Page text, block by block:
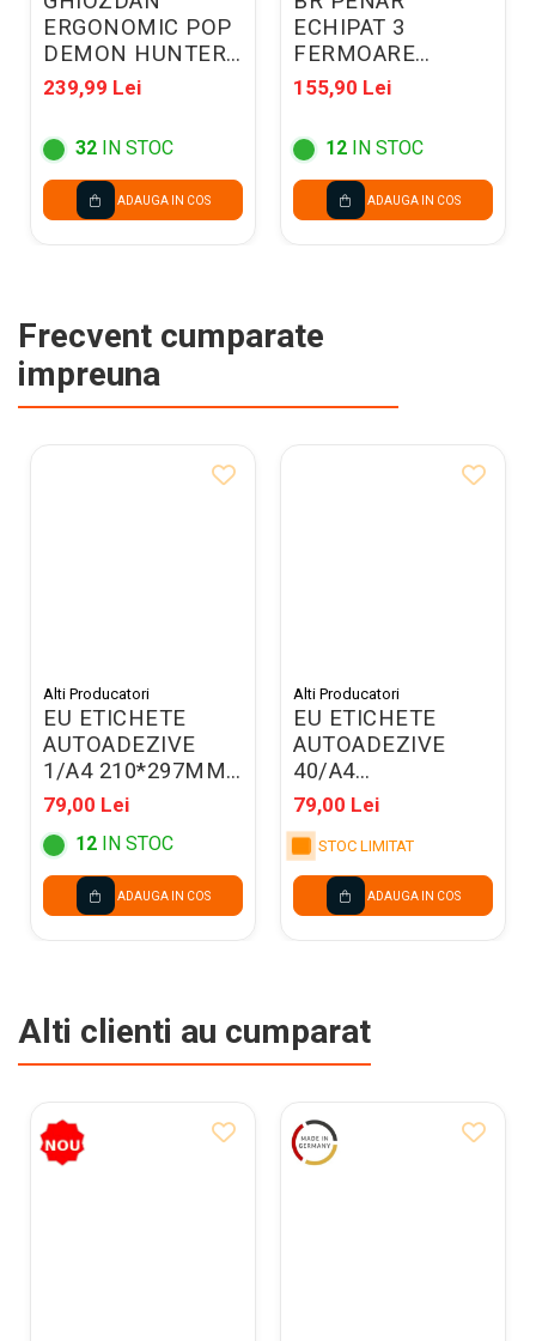
ERGONOMIC POP
DEMON HUNTERS
VIOLET 304774
239,99 Lei
32 IN STOC
ADAUGA IN COS
ECHIPAT 3
FERMOARE
BRUNNEN SAFARI
WORLD 49121221
155,90 Lei
12 IN STOC
ADAUGA IN COS
Frecvent cumparate
impreuna
Alti Producatori
EU ETICHETE
AUTOADEZIVE
1/A4 210*297MM
100COLI/SET
32107
79,00 Lei
12 IN STOC
ADAUGA IN COS
Alti Producatori
EU ETICHETE
AUTOADEZIVE
40/A4
52.5*29.7MM
100COLI/SET
32081
79,00 Lei
STOC LIMITAT
ADAUGA IN COS
Alti clienti au cumparat